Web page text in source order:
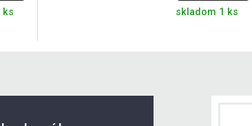
ks skladom 1 ks